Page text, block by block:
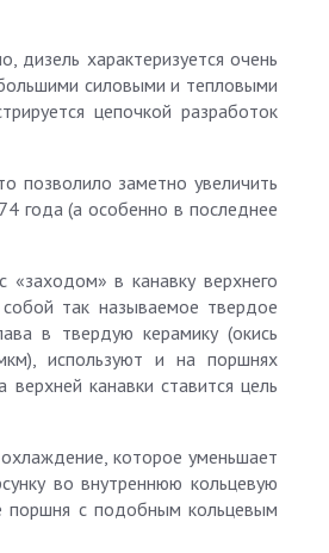
дизель характеризуется очень
силовыми и тепловыми
цепочкой разработок
позволило заметно увеличить
года (а особенно в последнее
в канавку верхнего
так называемое твердое
в твердую керамику (окись
используют и на поршнях
канавки ставится цель
которое уменьшает
во внутреннюю кольцевую
поршня с подобным кольцевым